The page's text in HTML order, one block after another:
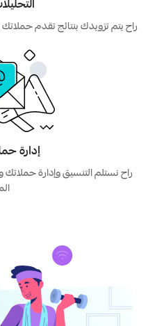
راح يتم تزويدك بنتائج تقدم
إدارة
راح نستلم التنسيق وإدارة